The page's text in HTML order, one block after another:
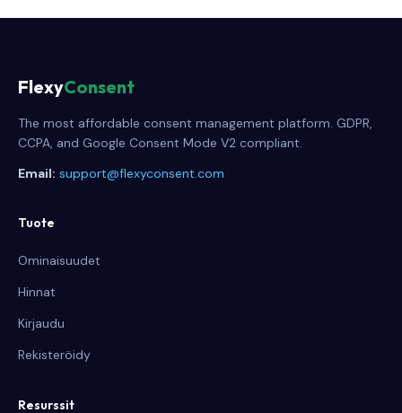
FlexyConsent
The most affordable consent management platform. GDPR,
CCPA, and Google Consent Mode V2 compliant.
Email: support@flexyconsent.com
Tuote
Ominaisuudet
Hinnat
Kirjaudu
Rekisteröidy
Resurssit